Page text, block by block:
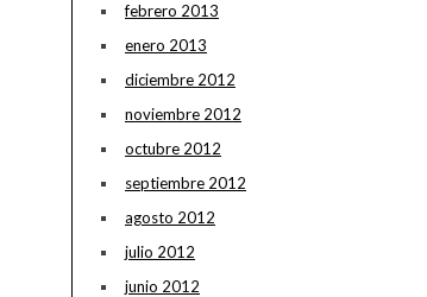
febrero 2013
enero 2013
diciembre 2012
noviembre 2012
octubre 2012
septiembre 2012
agosto 2012
julio 2012
junio 2012